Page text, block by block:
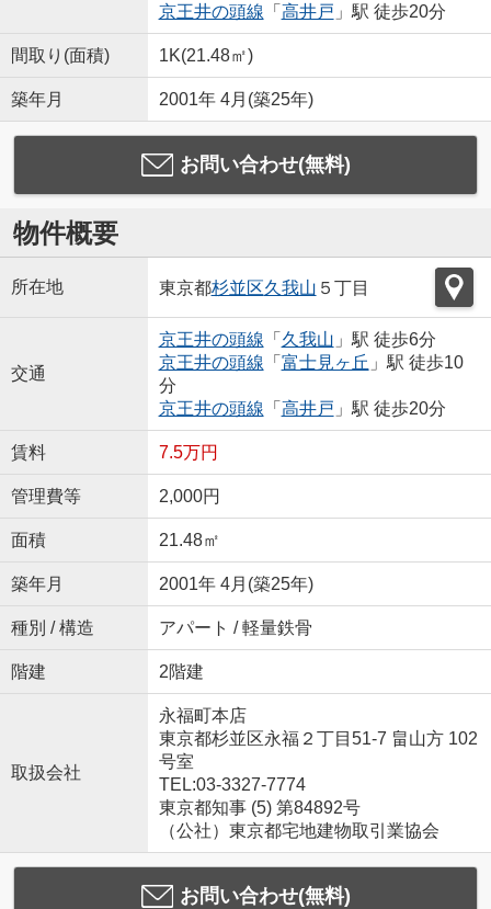
京王井の頭線 「 高井戸 」駅 徒歩20分
間取り(面積) 1K(21.48㎡)
築年月 2001年 4月(築25年)
お問い合わせ(無料)
物件概要
所在地 東京都杉並区久我山 ５丁目
交通
京王井の頭線 「 久我山 」駅 徒歩6分
京王井の頭線 「 富士見ヶ丘 」駅 徒歩10
分
京王井の頭線 「 高井戸 」駅 徒歩20分
賃料 7.5万円
管理費等 2,000円
面積 21.48㎡
築年月 2001年 4月(築25年)
種別 / 構造 アパート / 軽量鉄骨
階建 2階建
取扱会社
永福町本店
東京都杉並区永福２丁目51-7 畠山方 102
号室
TEL:03-3327-7774
東京都知事 (5) 第84892号
（公社）東京都宅地建物取引業協会
お問い合わせ(無料)